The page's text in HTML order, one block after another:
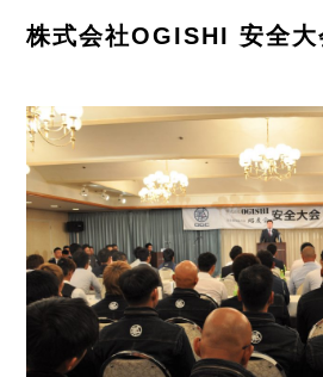
株式会社OGISHI 安全